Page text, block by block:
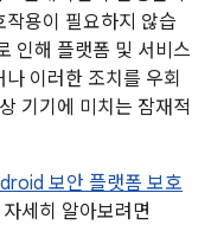
용이 필요하지 않습
인해 플랫폼 및 서비스
이러한 조치를 우회
기기에 미치는 잠재적
보안 플랫폼 보호
세히 알아보려면